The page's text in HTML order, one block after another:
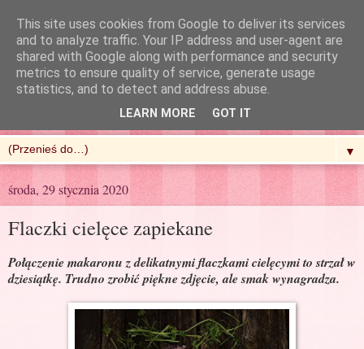
R'n'G Kitchen
▼
środa, 29 stycznia 2020
Flaczki cielęce zapiekane
Połączenie makaronu z delikatnymi flaczkami cielęcymi to strzał w
dziesiątkę. Trudno zrobić piękne zdjęcie, ale smak wynagradza.
This site uses cookies from Google to deliver its services
and to analyze traffic. Your IP address and user-agent are
shared with Google along with performance and security
metrics to ensure quality of service, generate usage
statistics, and to detect and address abuse.
LEARN MORE GOT IT